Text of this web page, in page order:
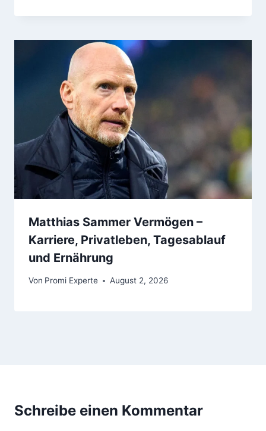
Matthias Sammer Vermögen –
Karriere, Privatleben, Tagesablauf
und Ernährung
Von Promi Experte August 2, 2026
Schreibe einen Kommentar